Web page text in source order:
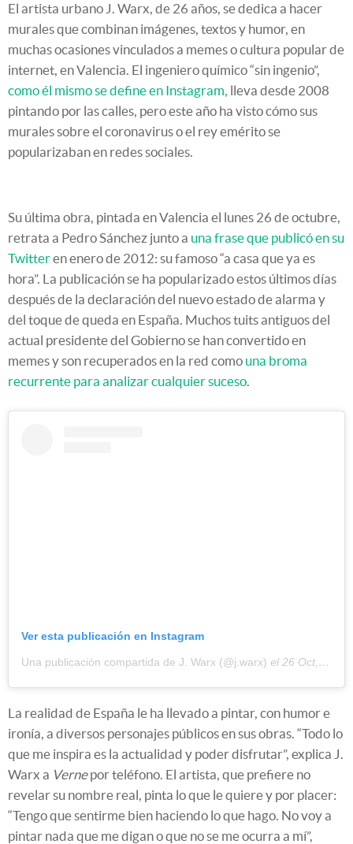
El artista urbano J. Warx, de 26 años, se dedica a hacer
murales que combinan imágenes, textos y humor, en
muchas ocasiones vinculados a memes o cultura popular de
internet, en Valencia. El ingeniero químico “sin ingenio”,
como él mismo se define en Instagram, lleva desde 2008
pintando por las calles, pero este año ha visto cómo sus
murales sobre el coronavirus o el rey emérito se
popularizaban en redes sociales.
Su última obra, pintada en Valencia el lunes 26 de octubre,
retrata a Pedro Sánchez junto a una frase que publicó en su
Twitteren enero de 2012: su famoso “a casa que ya es
hora”. La publicación se ha popularizado estos últimos días
después de la declaración del nuevo estado de alarma y
del toque de queda en España. Muchos tuits antiguos del
actual presidente del Gobierno se han convertido en
memes y son recuperados en la red como una broma
recurrente para analizar cualquier suceso.
Ver esta publicación en Instagram
Una publicación compartida de J. Warx (@j.warx) el 26 Oct, 2020 a las 11:14 PDT
La realidad de España le ha llevado a pintar, con humor e
ironía, a diversos personajes públicos en sus obras. “Todo lo
que me inspira es la actualidad y poder disfrutar”, explica J.
Warx a Vernepor teléfono. El artista, que prefiere no
revelar su nombre real, pinta lo que le quiere y por placer:
“Tengo que sentirme bien haciendo lo que hago. No voy a
pintar nada que me digan o que no se me ocurra a mí”,